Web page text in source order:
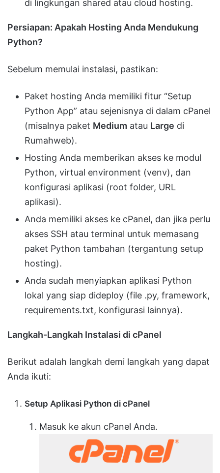
di lingkungan shared atau cloud hosting.
Persiapan: Apakah Hosting Anda Mendukung
Python?
Sebelum memulai instalasi, pastikan:
Paket hosting Anda memiliki fitur “Setup
Python App” atau sejenisnya di dalam cPanel
(misalnya paket Medium atau Large di
Rumahweb).
Hosting Anda memberikan akses ke modul
Python, virtual environment (venv), dan
konfigurasi aplikasi (root folder, URL
aplikasi).
Anda memiliki akses ke cPanel, dan jika perlu
akses SSH atau terminal untuk memasang
paket Python tambahan (tergantung setup
hosting).
Anda sudah menyiapkan aplikasi Python
lokal yang siap dideploy (file .py, framework,
requirements.txt, konfigurasi lainnya).
Langkah-Langkah Instalasi di cPanel
Berikut adalah langkah demi langkah yang dapat
Anda ikuti:
Setup Aplikasi Python di cPanel
Masuk ke akun cPanel Anda.